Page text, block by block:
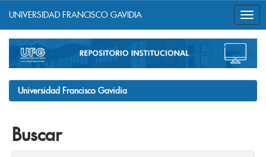
navigation
UNIVERSIDAD FRANCISCO GAVIDIA
Universidad Francisco Gavidia
Buscar